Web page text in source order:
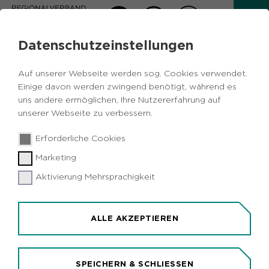
Datenschutzeinstellungen
Auf unserer Webseite werden sog. Cookies verwendet.
Einige davon werden zwingend benötigt, während es
uns andere ermöglichen, Ihre Nutzererfahrung auf
unserer Webseite zu verbessern.
Erforderliche Cookies
Marketing
Aktivierung Mehrsprachigkeit
ALLE AKZEPTIEREN
SPEICHERN & SCHLIESSEN
AKTUELLES
Zurück
Recklinghausen
Mit dem Kleinbus auf die Halde
Hoheward
Herten (idr). Das Besucherzentrum Hoheward des
Regionalverbandes Ruhr (RVR) lädt am Samstag,
einem Kleinbus auf den Gipfel und genießen von